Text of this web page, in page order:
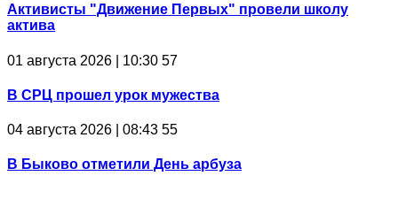
Активисты "Движение Первых" провели школу
актива
01 августа 2026 | 10:30 57
В СРЦ прошел урок мужества
04 августа 2026 | 08:43 55
В Быково отметили День арбуза